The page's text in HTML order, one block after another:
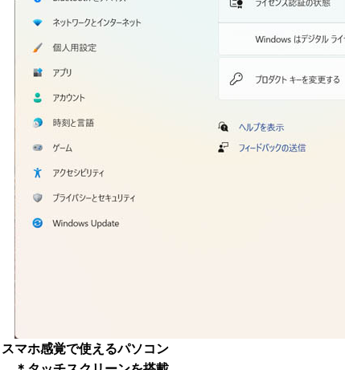
スマホ感覚で使えるパソコン